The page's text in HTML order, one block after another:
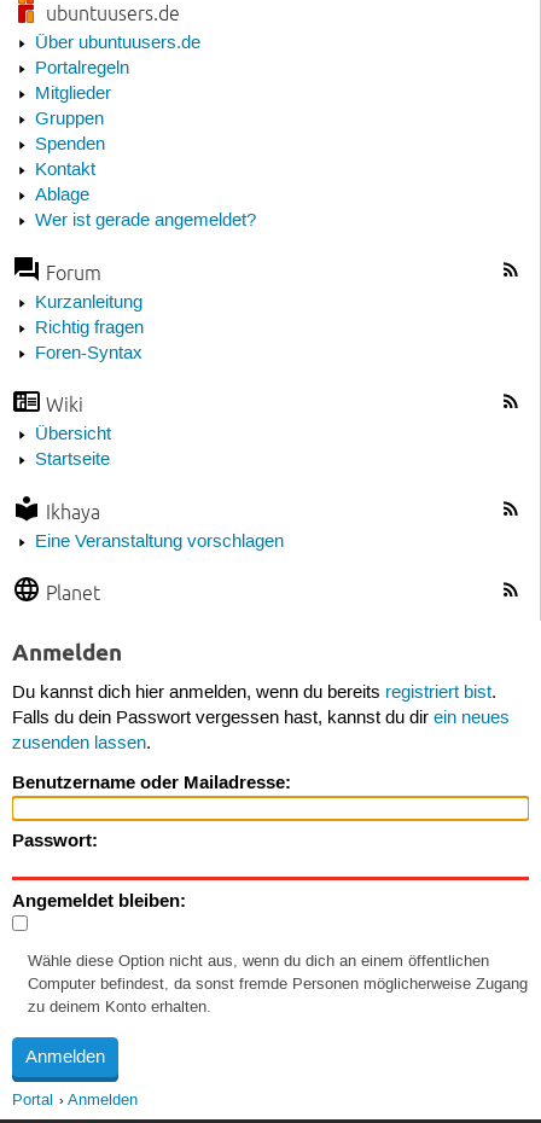
ubuntuusers.de
Über ubuntuusers.de
Portalregeln
Mitglieder
Gruppen
Spenden
Kontakt
Ablage
Wer ist gerade angemeldet?
Forum
Kurzanleitung
Richtig fragen
Foren-Syntax
Wiki
Übersicht
Startseite
Ikhaya
Eine Veranstaltung vorschlagen
Planet
Anmelden
Du kannst dich hier anmelden, wenn du bereits registriert bist.
Falls du dein Passwort vergessen hast, kannst du dir ein neues
zusenden lassen.
Benutzername oder Mailadresse:
Passwort:
Angemeldet bleiben:
Wähle diese Option nicht aus, wenn du dich an einem öffentlichen
Computer befindest, da sonst fremde Personen möglicherweise Zugang
zu deinem Konto erhalten.
Portal Anmelden